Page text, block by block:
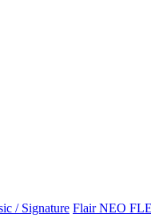
/ Signature Flair NEO